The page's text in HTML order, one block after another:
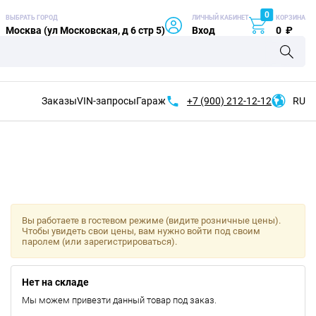
ВЫБРАТЬ ГОРОД
Москва (ул Московская, д 6 стр 5)
ЛИЧНЫЙ КАБИНЕТ
Вход
0 КОРЗИНА
0 ₽
ЗаказыVIN-запросыГараж +7 (900) 212-12-12 RU
Вы работаете в гостевом режиме (видите розничные цены).
Чтобы увидеть свои цены, вам нужно войти под своим
паролем (или зарегистрироваться).
Нет на складе
Мы можем привезти данный товар под заказ.